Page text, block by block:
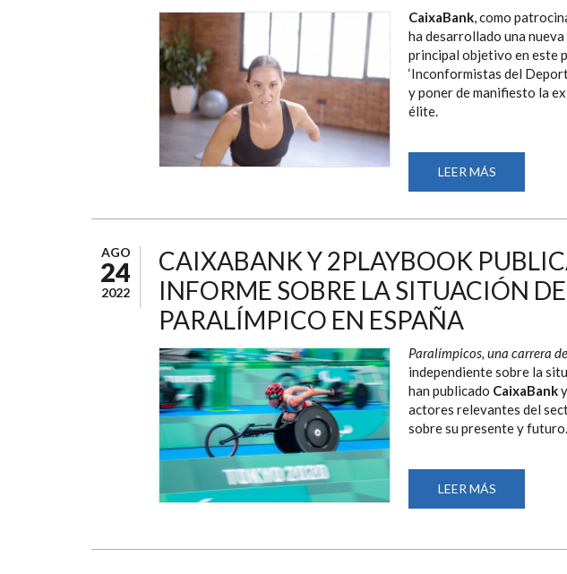
MARQUÉS
CaixaBank , como
ha desarrollado una
principal objetivo en este
‘Inconformistas del
y poner de manifiesto la
élite.
LEER MÁS
LANZA
NUEVO
PERMITIRÁ
ENTRENAR
DE
MANERA
AGO
24
2022
CAIXABANK Y 2PLAYBOOK
INFORME SOBRE LA SITUACIÓN
PARALÍMPICO EN ESPAÑA
Paralímpicos, una carrera
independiente sobre la
han publicado CaixaBanky
actores relevantes del
sobre su presente y futuro.
LEER MÁS
Y
UN